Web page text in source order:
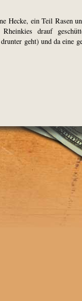
Hecke, ein Teil Rasen
drauf
geht) und da eine